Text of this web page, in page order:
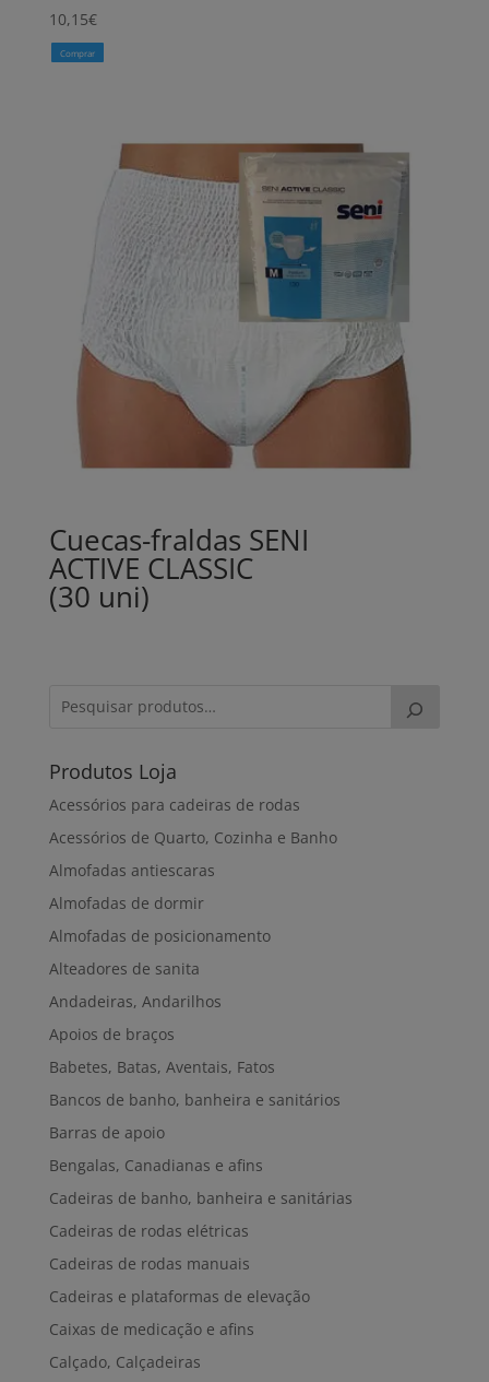
10,15€
Comprar
Cuecas-fraldas SENI
ACTIVE CLASSIC
(30 uni)
Produtos Loja
Acessórios para cadeiras de rodas
Acessórios de Quarto, Cozinha e Banho
Almofadas antiescaras
Almofadas de dormir
Almofadas de posicionamento
Alteadores de sanita
Andadeiras, Andarilhos
Apoios de braços
Babetes, Batas, Aventais, Fatos
Bancos de banho, banheira e sanitários
Barras de apoio
Bengalas, Canadianas e afins
Cadeiras de banho, banheira e sanitárias
Cadeiras de rodas elétricas
Cadeiras de rodas manuais
Cadeiras e plataformas de elevação
Caixas de medicação e afins
Calçado, Calçadeiras